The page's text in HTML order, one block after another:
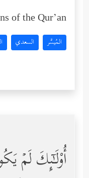
of the Qur’an:
المُيسَّر السعدي
أُوْلَـٰۤىِٕكَ لَمۡ